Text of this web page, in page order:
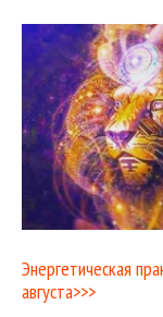
Энергетическая
августа>>>